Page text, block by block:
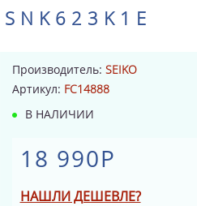
Производитель: SEIKO
Артикул: FC14888
В НАЛИЧИИ
18 990Р
НАШЛИ ДЕШЕВЛЕ?